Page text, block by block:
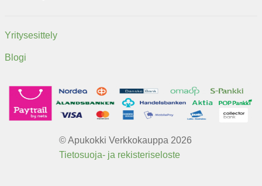
Yritysesittely
Blogi
© Apukokki Verkkokauppa 2026
Tietosuoja- ja rekisteriseloste